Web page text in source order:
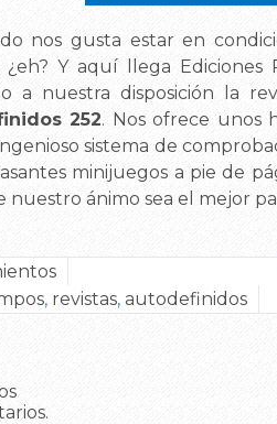
nos gusta estar en
¿eh? Y aquí llega
a nuestra disposición la
252. Nos ofrece unos
sistema de
minijuegos a pie de
nuestro ánimo sea el mejor
, revistas, autodefinidos